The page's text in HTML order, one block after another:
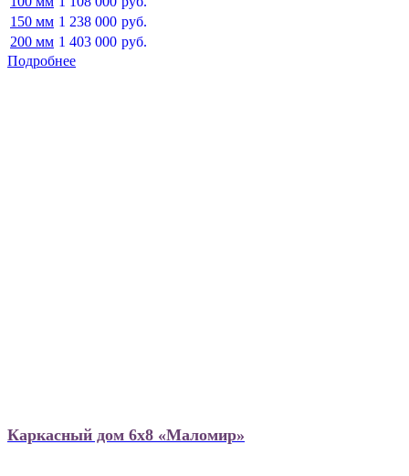
150 мм 1 238 000 руб.
200 мм 1 403 000 руб.
Подробнее
Каркасный дом 6х8 «Маломир»